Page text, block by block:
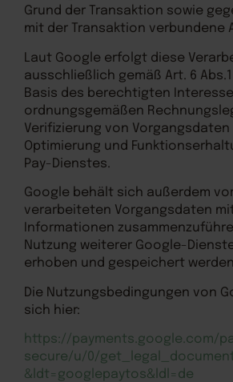
Grund der Transaktion sowie
mit der Transaktion verbundene
Laut Google erfolgt diese
ausschließlich gemäß Art. 6 Abs.1
Basis des berechtigten
ordnungsgemäßen
Verifizierung von Vorgangsdaten
Optimierung und
Pay-Dienstes.
Google behält sich außerdem
verarbeiteten Vorgangsdaten
Informationen
Nutzung weiterer Google-
erhoben und gespeichert
Die Nutzungsbedingungen von
sich hier:
https://payments.google.com/
secure/u/0/
&ldt=googlepaytos&ldl=de